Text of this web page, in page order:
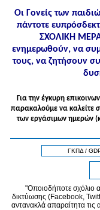
Οι Γονείς των
πάντοτε
ΣΧΟΛΙΚΗ ΜΕΡΑ
ενημερωθούν, να
τους, να ζητήσουν
Για την έγκυρη
παρακαλούμε να καλείτε
των εργάσιμων ημερών
ΓΚΠΔ /
"Οποιοδήποτε σχόλιο
δικτύωσης (Facebook,
αντανακλά απαραίτητα